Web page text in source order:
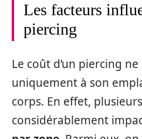
Les facteurs
piercing
Le coût d’un piercing
uniquement à son
corps. En effet,
considérablement